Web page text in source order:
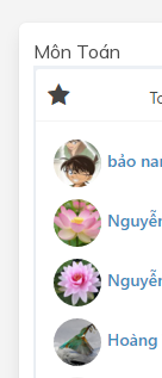
Môn Toán